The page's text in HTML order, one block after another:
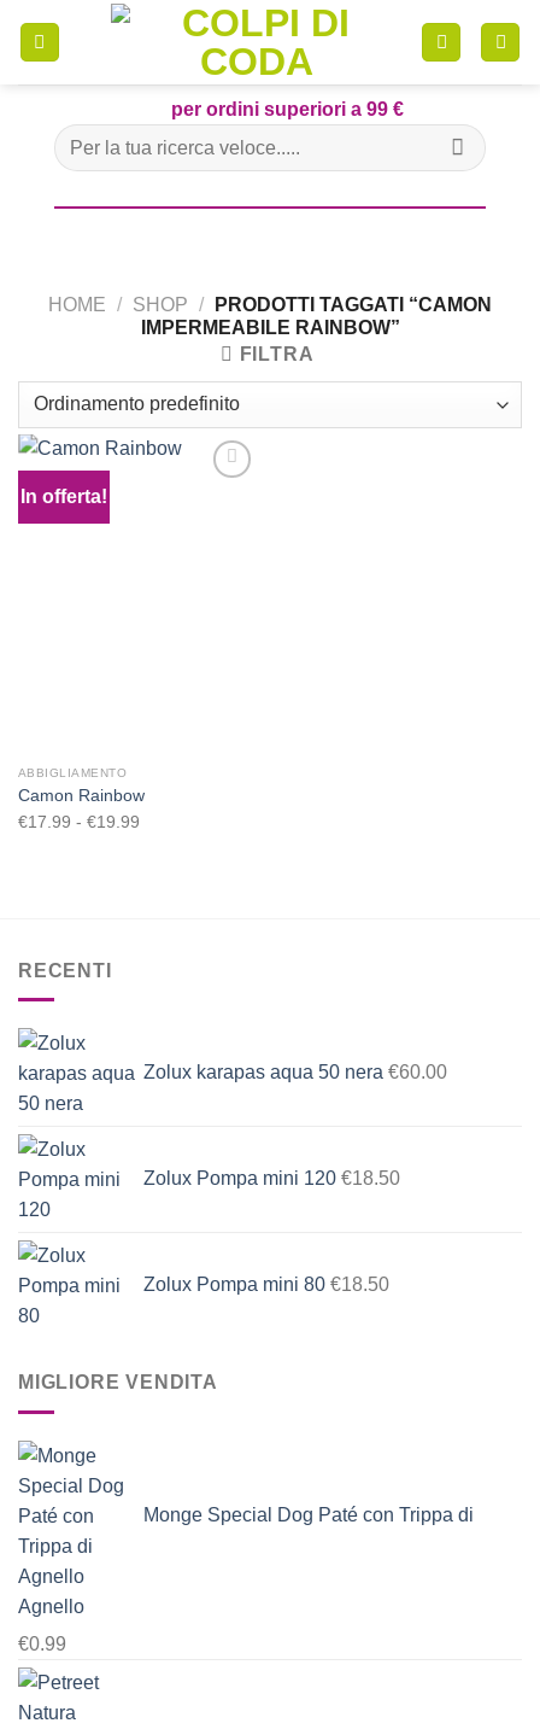
per ordini superiori a 99 €
Cerca:
HOME / SHOP /
PRODOTTI TAGGATI “CAMON
IMPERMEABILE RAINBOW”
FILTRA
In offerta!
ABBIGLIAMENTO
Camon Rainbow
€17.99 - €19.99
RECENTI
Zolux karapas aqua 50 nera €60.00
Zolux Pompa mini 120 €18.50
Zolux Pompa mini 80 €18.50
MIGLIORE VENDITA
Monge Special Dog Paté con Trippa di
Agnello
€0.99